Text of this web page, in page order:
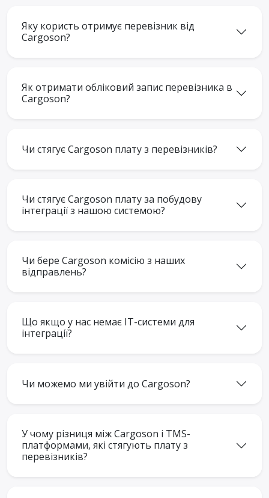
Яку користь отримує перевізник від
Cargoson?
Як отримати обліковий запис перевізника в
Cargoson?
Чи стягує Cargoson плату з перевізників?
Чи стягує Cargoson плату за побудову
інтеграції з нашою системою?
Чи бере Cargoson комісію з наших
відправлень?
Що якщо у нас немає IT-системи для
інтеграції?
Чи можемо ми увійти до Cargoson?
У чому різниця між Cargoson і TMS-
платформами, які стягують плату з
перевізників?